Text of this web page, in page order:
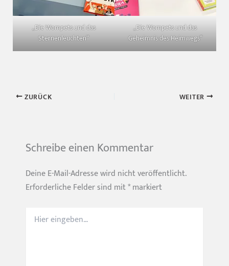
„Die Wompets und das
Sternenleuchten“
„Die Wompets und das
Geheimnis des Heimwegs“
ZURÜCK WEITER
Schreibe einen Kommentar
Deine E-Mail-Adresse wird nicht veröffentlicht.
Erforderliche Felder sind mit*markiert
eingeben…